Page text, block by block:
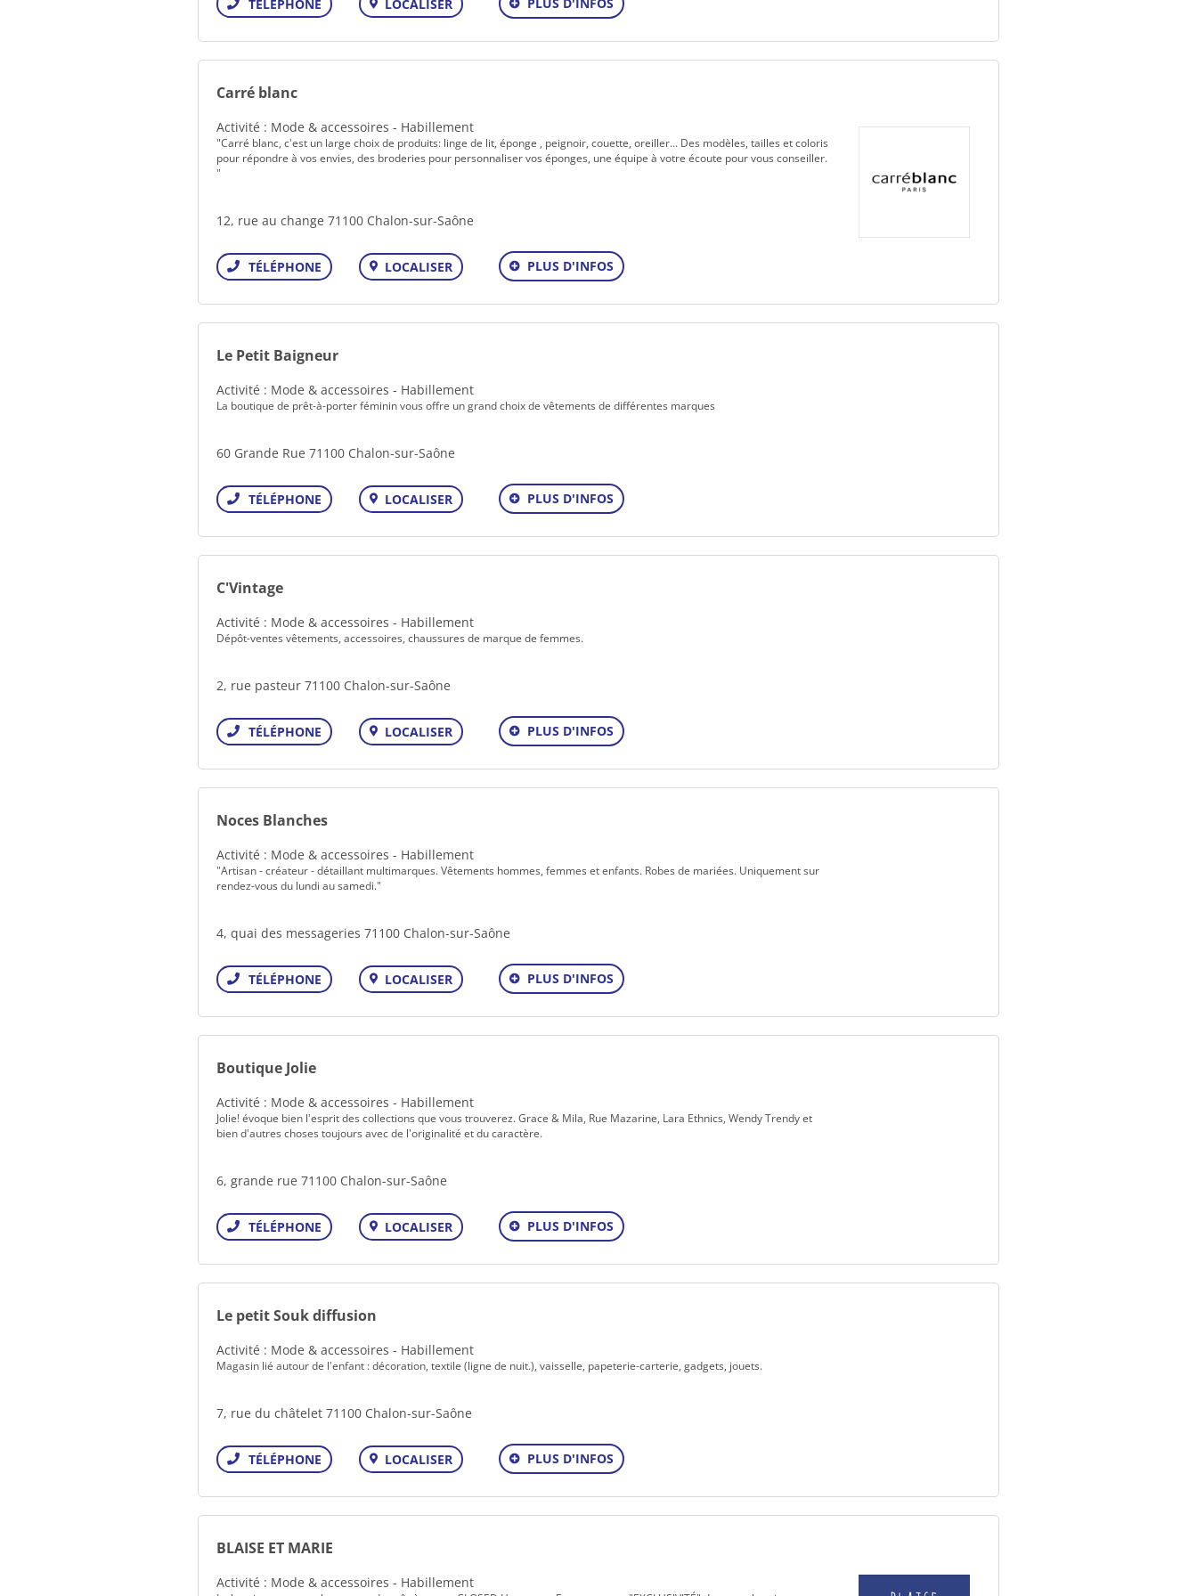
Téléphone LOCALISER
Carré blanc
Activité : Mode & accessoires - Habillement
"Carré blanc, c'est un large choix de produits: linge de lit, éponge , peignoir, couette, oreiller... Des modèles, tailles et coloris
pour répondre à vos envies, des broderies pour personnaliser vos éponges, une équipe à votre écoute pour vous conseiller.
"
12, rue au change 71100 Chalon-sur-Saône
Téléphone LOCALISER PLUS D'INFOS
Le Petit Baigneur
Activité : Mode & accessoires - Habillement
La boutique de prêt-à-porter féminin vous offre un grand choix de vêtements de différentes marques
60 Grande Rue 71100 Chalon-sur-Saône
Téléphone LOCALISER PLUS D'INFOS
C'Vintage
Activité : Mode & accessoires - Habillement
Dépôt-ventes vêtements, accessoires, chaussures de marque de femmes.
2, rue pasteur 71100 Chalon-sur-Saône
Téléphone LOCALISER PLUS D'INFOS
Noces Blanches
Activité : Mode & accessoires - Habillement
"Artisan - créateur - détaillant multimarques. Vêtements hommes, femmes et enfants. Robes de mariées. Uniquement sur
rendez-vous du lundi au samedi."
4, quai des messageries 71100 Chalon-sur-Saône
Téléphone LOCALISER PLUS D'INFOS
Boutique Jolie
Activité : Mode & accessoires - Habillement
Jolie! évoque bien l'esprit des collections que vous trouverez. Grace & Mila, Rue Mazarine, Lara Ethnics, Wendy Trendy et
bien d'autres choses toujours avec de l'originalité et du caractère.
6, grande rue 71100 Chalon-sur-Saône
Téléphone LOCALISER PLUS D'INFOS
Le petit Souk diffusion
Activité : Mode & accessoires - Habillement
Magasin lié autour de l'enfant : décoration, textile (ligne de nuit.), vaisselle, papeterie-carterie, gadgets, jouets.
7, rue du châtelet 71100 Chalon-sur-Saône
Téléphone LOCALISER PLUS D'INFOS
BLAISE ET MARIE
Activité : Mode & accessoires - Habillement